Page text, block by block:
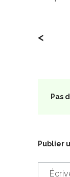
<
Pas
Publier